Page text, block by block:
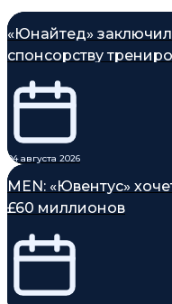
«Юнайтед»
спонсорству
04 августа 2026
MEN: «Ювентус»
£60 миллионов